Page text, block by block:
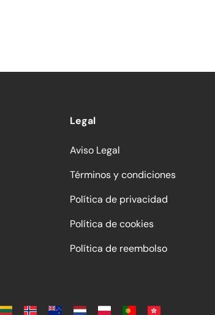
Legal
Aviso Legal
Términos y condiciones
Política de privacidad
Política de cookies
Política de reembolso